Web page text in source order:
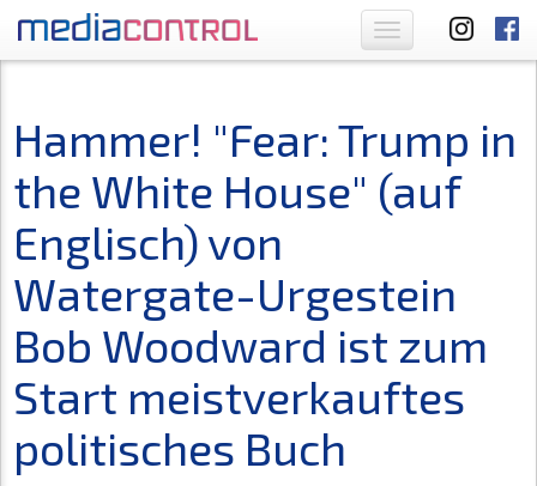
Toggle
navigation
Hammer! "Fear: Trump in
the White House" (auf
Englisch) von
Watergate-Urgestein
Bob Woodward ist zum
Start meistverkauftes
politisches Buch